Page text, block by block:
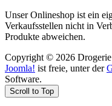
Unser Onlineshop ist ein
Verkaufsstellen nicht in
Produkte abweichen.
Copyright © 2026
Joomla! ist freie, unter der
Software.
Scroll to Top